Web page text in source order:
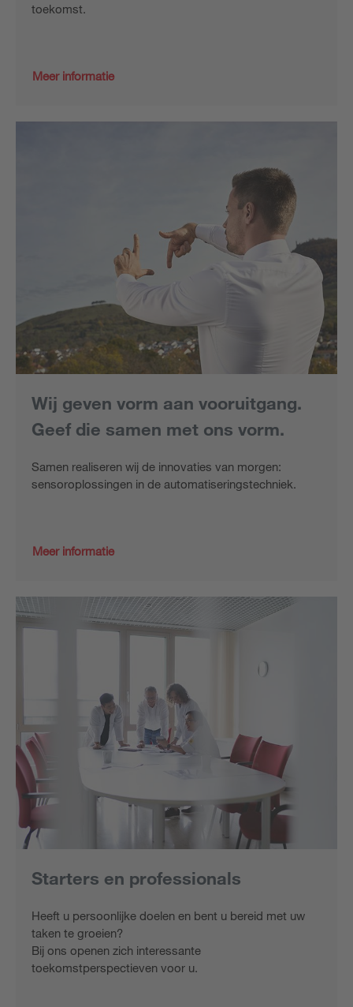
toekomst.
Meer informatie
Wij geven vorm aan vooruitgang.
Geef die samen met ons vorm.
Samen realiseren wij de innovaties van morgen:
sensoroplossingen in de automatiseringstechniek.
Meer informatie
Starters en professionals
Heeft u persoonlijke doelen en bent u bereid met uw
taken te groeien?
Bij ons openen zich interessante
toekomstperspectieven voor u.